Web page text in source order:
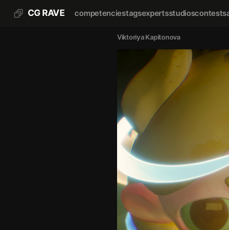
CG RAVE competenciestagsexpertsstudioscontests
Viktoriya Kapitonova